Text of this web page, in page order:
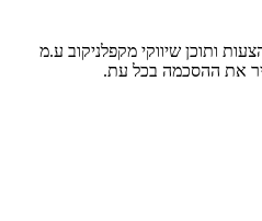
ותוכן שיווקי מקפלניקוב ע.מ
את ההסכמה בכל עת.